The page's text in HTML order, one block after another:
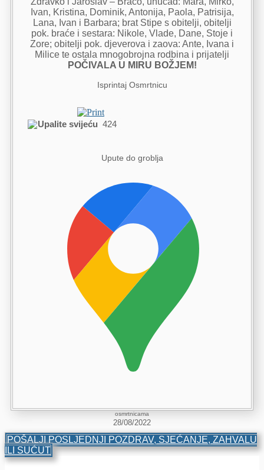
Ivan, Kristina, Dominik, Antonija, Paola, Patrisija,
Lana, Ivan i Barbara; brat Stipe s obitelji, obitelji
pok. braće i sestara: Nikole, Vlade, Dane, Stoje i
Zore; obitelji pok. djeverova i zaova: Ante, Ivana i
Milice te ostala mnogobrojna rodbina i prijatelji
POČIVALA U MIRU BOŽJEM!
Isprintaj Osmrtnicu
Upalite svijeću 424
Upute do groblja
osmrtnicama
28/08/2022
POŠALJI POSLJEDNJI POZDRAV, SJEĆANJE, ZAHVALU
ILI SUĆUT